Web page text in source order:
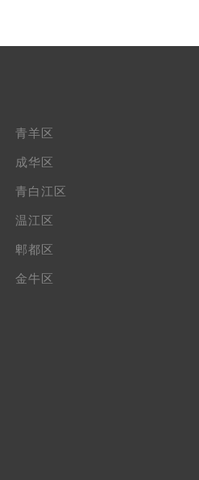
青羊区
成华区
青白江区
温江区
郫都区
金牛区